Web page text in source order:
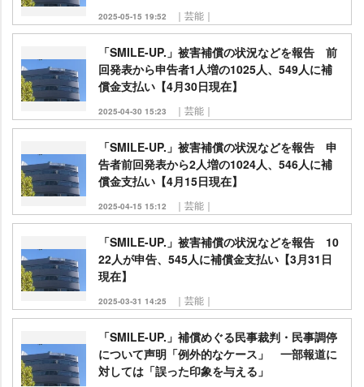
2025-05-15 19:52 ｜芸能｜
「SMILE-UP.」被害補償の状況などを報告 前
回発表から申告者1人増の1025人、549人に補
償金支払い【4月30日現在】
2025-04-30 15:23 ｜芸能｜
「SMILE-UP.」被害補償の状況などを報告 申
告者前回発表から2人増の1024人、546人に補
償金支払い【4月15日現在】
2025-04-15 15:12 ｜芸能｜
「SMILE-UP.」被害補償の状況などを報告 10
22人が申告、545人に補償金支払い【3月31日
現在】
2025-03-31 14:25 ｜芸能｜
「SMILE-UP.」補償めぐる民事裁判・民事調停
について声明「例外的なケース」 一部報道に
対しては「誤った印象を与える」